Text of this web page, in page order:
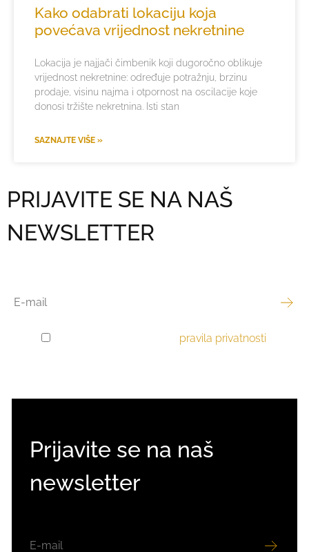
Kako odabrati lokaciju koja
povećava vrijednost nekretnine
Lokacija je najjači čimbenik koji dugoročno oblikuje
vrijednost nekretnine: određuje potražnju, brzinu
prodaje, visinu najma i otpornost na oscilacije koje
donosi tržište nekretnina. Isti stan
SAZNAJTE VIŠE »
PRIJAVITE SE NA NAŠ
NEWSLETTER
GDPR Pročitao sam i prihvaćam pravila privatnosti
Prijavite se na naš
newsletter